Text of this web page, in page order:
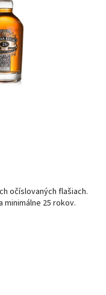
očíslovaných flašiach.
25 rokov.